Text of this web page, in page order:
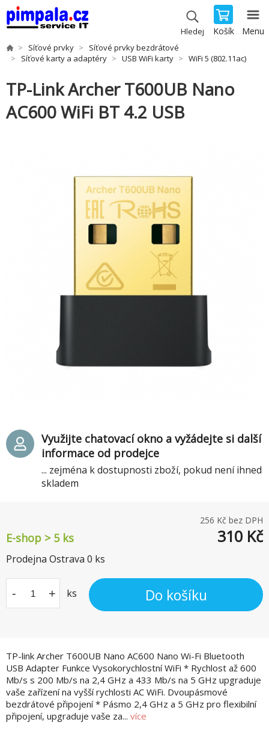
Hledej Košík Menu
Síťové prvky
Síťové prvky bezdrátové
Síťové karty a adaptéry
USB WiFi karty WiFi 5 (802.11ac)
TP-Link Archer T600UB Nano
AC600 WiFi BT 4.2 USB
TP-link Archer T600UB Nano AC600 Nano Wi-Fi Bluetooth
USB Adapter Funkce Vysokorychlostní WiFi * Rychlost až 600
Mb/s s 200 Mb/s na 2,4 GHz a 433 Mb/s na 5 GHz upgraduje
vaše zařízení na vyšší rychlosti AC WiFi. Dvoupásmové
bezdrátové připojení * Pásmo 2,4 GHz a 5 GHz pro flexibilní
připojení, upgraduje vaše za... více
256 Kč bez DPH
E-shop > 5 ks 310 Kč
Prodejna Ostrava 0 ks
- + ks Do košíku
Využijte chatovací okno a vyžádejte si další
informace od prodejce
... zejména k dostupnosti zboží, pokud není ihned
skladem